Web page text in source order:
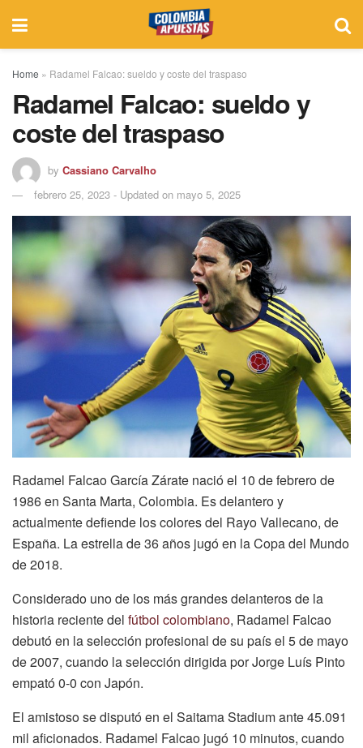
Home » Radamel Falcao: sueldo y coste del traspaso
Radamel Falcao: sueldo y
coste del traspaso
by Cassiano Carvalho
febrero 25, 2023 - Updated on mayo 5, 2025
Radamel Falcao García Zárate nació el 10 de febrero de
1986 en Santa Marta, Colombia. Es delantero y
actualmente defiende los colores del Rayo Vallecano, de
España. La estrella de 36 años jugó en la Copa del Mundo
de 2018.
Considerado uno de los más grandes delanteros de la
historia reciente del fútbol colombiano, Radamel Falcao
debutó en la selección profesional de su país el 5 de mayo
de 2007, cuando la selección dirigida por Jorge Luís Pinto
empató 0-0 con Japón.
El amistoso se disputó en el Saitama Stadium ante 45.091
mil aficionados. Radamel Falcao jugó 10 minutos, cuando